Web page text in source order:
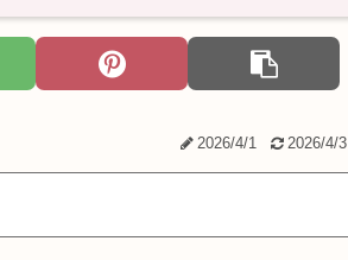
2026/4/1 2026/4/3